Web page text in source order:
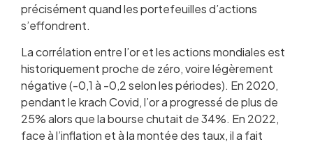
précisément quand les portefeuilles d’actions
s’effondrent.
La corrélation entre l’or et les actions mondiales est
historiquement proche de zéro, voire légèrement
négative (-0,1 à -0,2 selon les périodes). En 2020,
pendant le krach Covid, l’or a progressé de plus de
25% alors que la bourse chutait de 34%. En 2022,
face à l’inflation et à la montée des taux, il a fait